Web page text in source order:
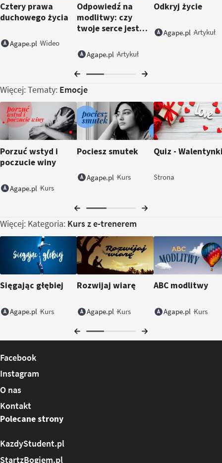
Cztery prawa
duchowego życia
Agape.pl Wideo
Odpowiedź na
modlitwy: czy
twoje serce jest
Agape.pl Artykuł
Odkryj życie
Agape.pl Artykuł
Więcej: Tematy: Emocje
Porzuć wstyd i
poczucie winy
Agape.pl Kurs
Pociesz smutek
Agape.pl Kurs
Quiz -
Strona
Więcej: Kategoria: Kurs z e-trenerem
Sięgając głębiej
Agape.pl Kurs
Rozwijaj wiarę
Agape.pl Kurs
ABC modlitwy
Agape.pl Kurs
Facebook
Instagram
O nas
Kontakt
Polecane strony
KazdyStudent.pl
StartzBogiem.pl